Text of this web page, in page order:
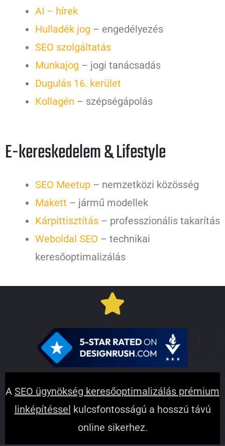
AI – hírek
Hulladék jog – engedélyezés
SEO szolgáltatás
Munkajog – jogi tanácsadás
Dugulás 16. kerület
Kollagén – szépségápolás
E-kereskedelem & Lifestyle
SEO Meetup – nemzetközi közösség
Makett – jármű modellek
Kárpittisztítás – professzionális takarítás
Weboldal SEO – technikai
keresőoptimalizálás
A SEO ügynökség keresőoptimalizálás prémium
linképítéssel kulcsfontosságú a hosszú távú
online sikerhez.